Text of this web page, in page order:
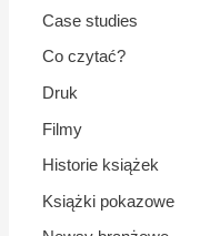
Case studies
Co czytać?
Druk
Filmy
Historie książek
Książki pokazowe